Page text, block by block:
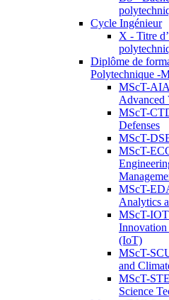
Cycle Ingénieur
X - Titre
Diplôme de
Polytechnique -
MScT-
Advanced
MScT-
Defenses
MScT-
MScT-
MScT-
Analytics
MScT-
Innovation
(IoT)
MScT-
and
MScT-
Science